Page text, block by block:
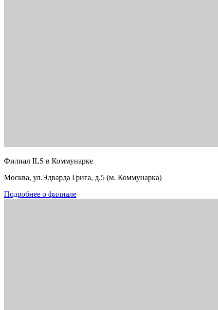
Филиал ILS в Коммунарке
Москва, ул.Эдварда Грига, д.5 (м. Коммунарка)
Подробнее о филиале